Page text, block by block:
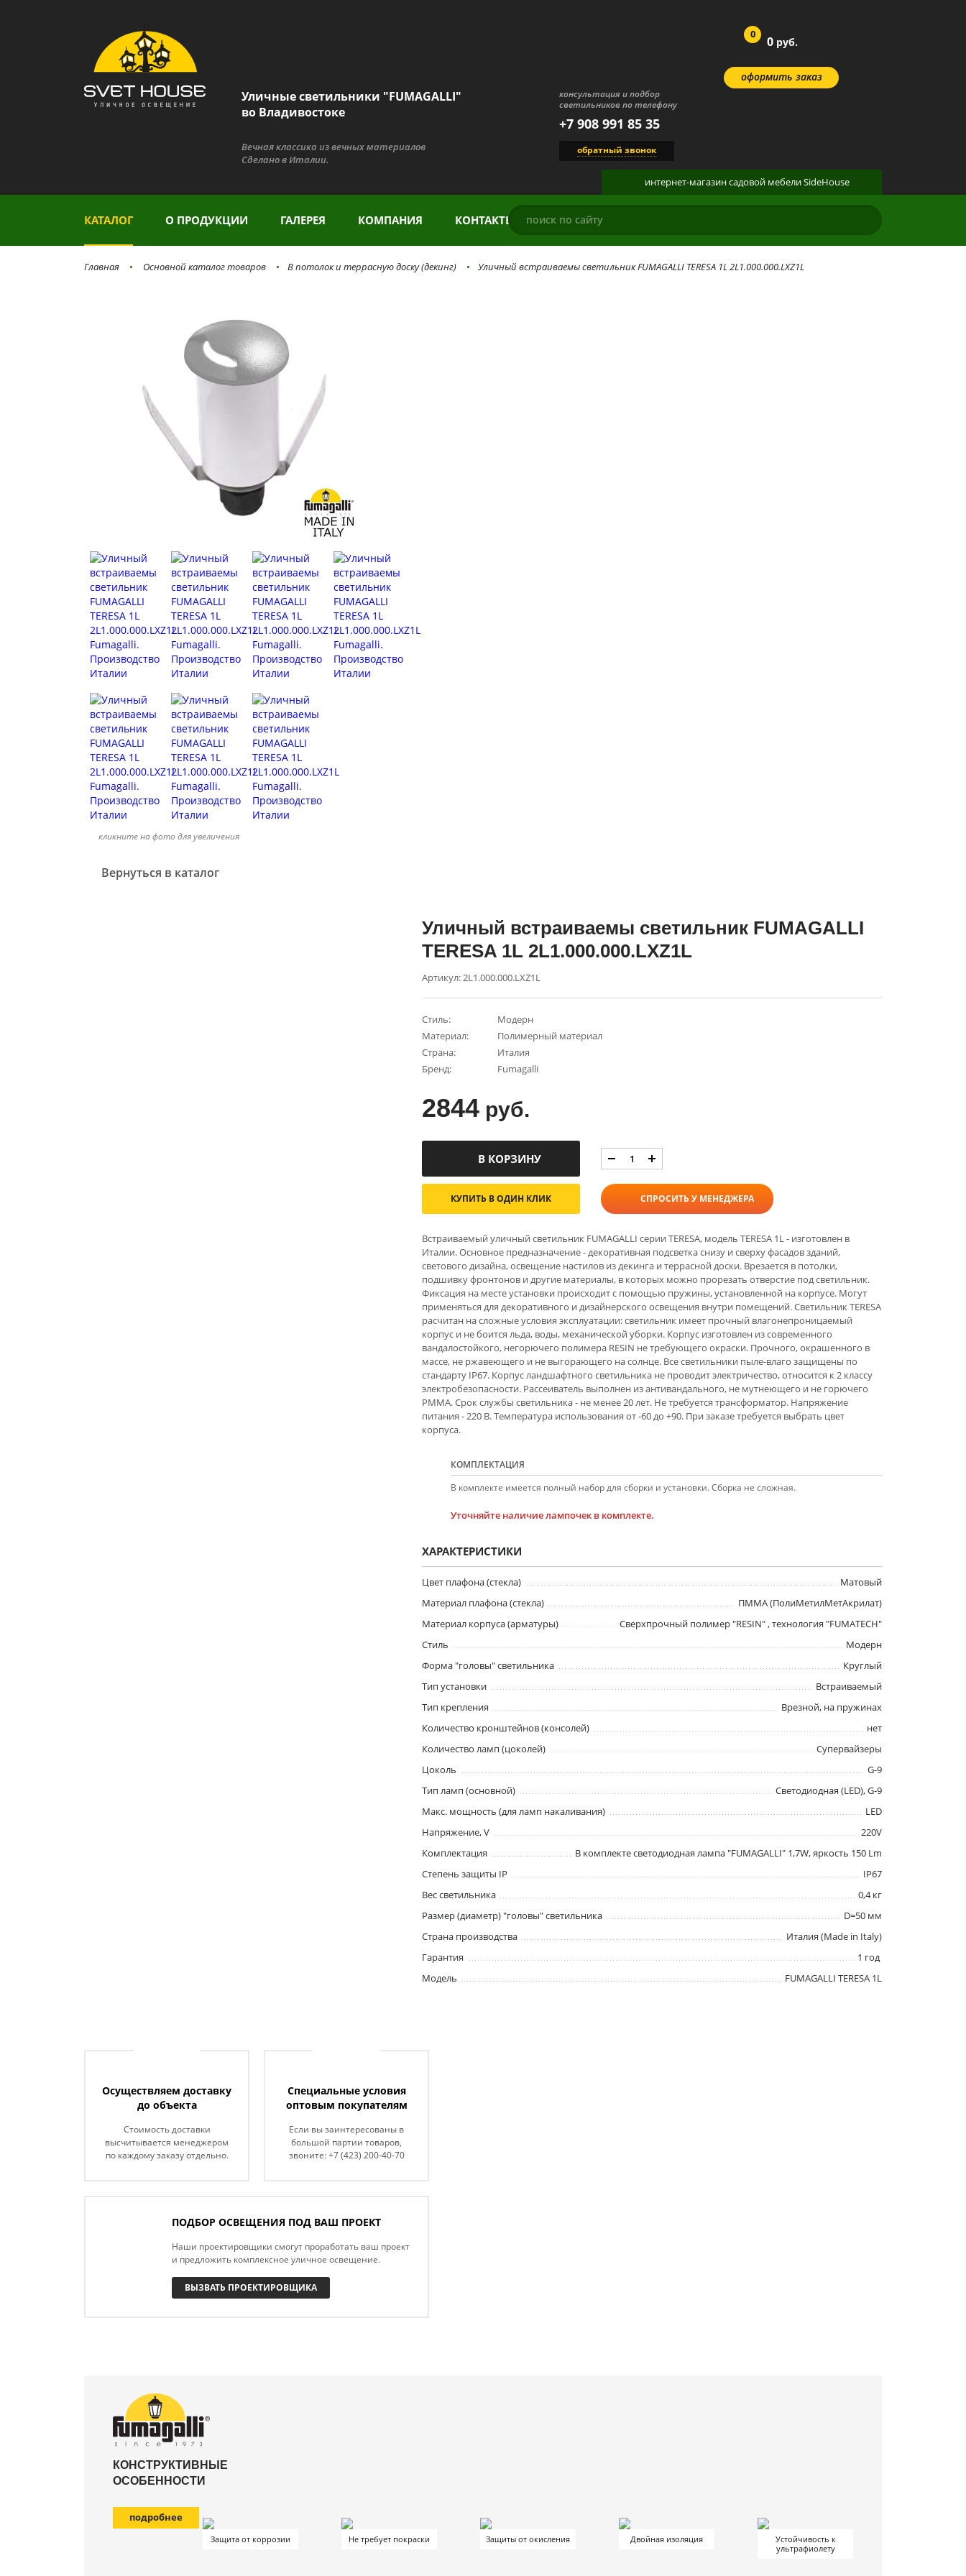
0 0 руб.
оформить заказ
Уличные светильники "FUMAGALLI"
во Владивостоке
Вечная классика из вечных материалов
Сделано в Италии.
консультация и подбор
светильников по телефону
+7 908 991 85 35
обратный звонок
интернет-магазинсадовой мебелиSideHouse
КАТАЛОГ О ПРОДУКЦИИ ГАЛЕРЕЯ КОМПАНИЯ КОНТАКТЫ
Главная Основной каталог товаров В потолок и террасную доску (декинг) Уличный встраиваемы светильник FUMAGALLI TERESA 1L 2L1.000.000.LXZ1L
кликните на фото для увеличения
Вернуться в каталог
Уличный встраиваемы светильник FUMAGALLI
TERESA 1L 2L1.000.000.LXZ1L
Артикул: 2L1.000.000.LXZ1L
Стиль:
Модерн
Материал:
Полимерный материал
Страна:
Италия
Бренд:
Fumagalli
2844 руб.
КУПИТЬ В ОДИН КЛИК СПРОСИТЬ У МЕНЕДЖЕРА
Встраиваемый уличный светильник FUMAGALLI серии TERESA, модель TERESA 1L - изготовлен в
Италии. Основное предназначение - декоративная подсветка снизу и сверху фасадов зданий,
светового дизайна, освещение настилов из декинга и террасной доски. Врезается в потолки,
подшивку фронтонов и другие материалы, в которых можно прорезать отверстие под светильник.
Фиксация на месте установки происходит с помощью пружины, установленной на корпусе. Могут
применяться для декоративного и дизайнерского освещения внутри помещений. Светильник TERESA
расчитан на сложные условия эксплуатации: светильник имеет прочный влагонепроницаемый
корпус и не боится льда, воды, механической уборки. Корпус изготовлен из современного
вандалостойкого, негорючего полимера RESIN не требующего окраски. Прочного, окрашенного в
массе, не ржавеющего и не выгорающего на солнце. Все светильники пыле-влаго защищены по
стандарту IP67. Корпус ландшафтного светильника не проводит электричество, относится к 2 классу
электробезопасности. Рассеиватель выполнен из антивандального, не мутнеющего и не горючего
PMMA. Срок службы светильника - не менее 20 лет. Не требуется трансформатор. Напряжение
питания - 220 В. Температура использования от -60 до +90. При заказе требуется выбрать цвет
корпуса.
КОМПЛЕКТАЦИЯ
В комплекте имеется полный набор для сборки и установки. Сборка не сложная.
Уточняйте наличие лампочек в комплекте.
ХАРАКТЕРИСТИКИ
Цвет плафона (стекла)
Матовый
Материал плафона (стекла)
ПММА (ПолиМетилМетАкрилат)
Материал корпуса (арматуры)
Сверхпрочный полимер "RESIN" , технология "FUMATECH"
Стиль
Модерн
Форма "головы" светильника
Круглый
Тип установки
Встраиваемый
Тип крепления
Врезной, на пружинах
Количество кронштейнов (консолей)
нет
Количество ламп (цоколей)
Супервайзеры
Цоколь
G-9
Тип ламп (основной)
Светодиодная (LED), G-9
Макс. мощность (для ламп накаливания)
LED
Напряжение, V
220V
Комплектация
В комплекте светодиодная лампа "FUMAGALLI" 1,7W, яркость 150 Lm
Степень защиты IP
IP67
Вес светильника
0,4 кг
Размер (диаметр) "головы" светильника
D=50 мм
Страна производства
Италия (Made in Italy)
Гарантия
1 год
Модель
FUMAGALLI TERESA 1L
Осуществляем доставку
до объекта
Стоимость доставки
высчитывается менеджером
по каждому заказу отдельно.
Специальные условия
оптовым покупателям
Если вы заинтересованы в
большой партии товаров,
звоните: +7 (423) 200-40-70
ПОДБОР ОСВЕЩЕНИЯ ПОД ВАШ ПРОЕКТ
Наши проектировщики смогут проработать ваш проект
и предложить комплексное уличное освещение.
ВЫЗВАТЬ ПРОЕКТИРОВЩИКА
КОНСТРУКТИВНЫЕ
ОСОБЕННОСТИ
подробнее
Защита от коррозии Не требует покраски Защиты от окисления Двойная изоляция
Устойчивость к
ультрафиолету